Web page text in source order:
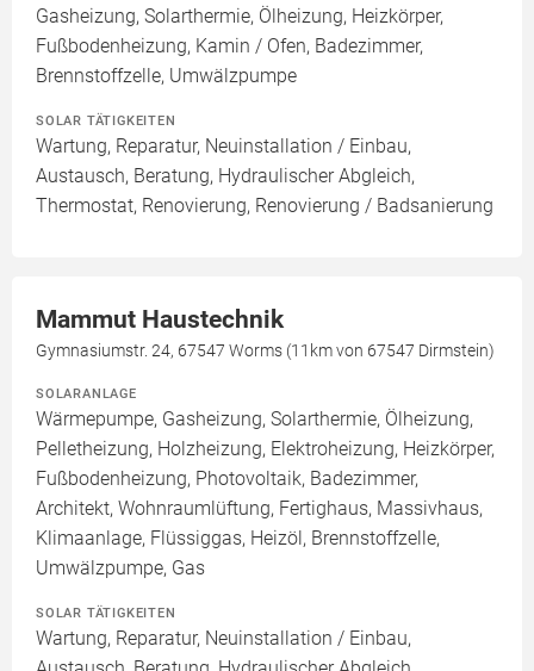
Gasheizung, Solarthermie, Ölheizung, Heizkörper,
Fußbodenheizung, Kamin / Ofen, Badezimmer,
Brennstoffzelle, Umwälzpumpe
SOLAR TÄTIGKEITEN
Wartung, Reparatur, Neuinstallation / Einbau,
Austausch, Beratung, Hydraulischer Abgleich,
Thermostat, Renovierung, Renovierung / Badsanierung
Mammut Haustechnik
Gymnasiumstr. 24, 67547 Worms (11km von 67547 Dirmstein)
SOLARANLAGE
Wärmepumpe, Gasheizung, Solarthermie, Ölheizung,
Pelletheizung, Holzheizung, Elektroheizung, Heizkörper,
Fußbodenheizung, Photovoltaik, Badezimmer,
Architekt, Wohnraumlüftung, Fertighaus, Massivhaus,
Klimaanlage, Flüssiggas, Heizöl, Brennstoffzelle,
Umwälzpumpe, Gas
SOLAR TÄTIGKEITEN
Wartung, Reparatur, Neuinstallation / Einbau,